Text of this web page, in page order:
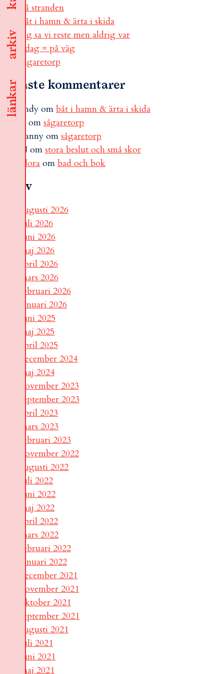
länkar
arkiv
på stranden
båt i hamn & ärta i skida
jag sa vi reste men aldrig var
i dag = på väg
sågaretorp
Senaste kommentarer
andy om båt i hamn & ärta i skida
om sågaretorp
Fanny om sågaretorp
N om stora beslut och små skor
Flora om bad och bok
Arkiv
augusti 2026
juli 2026
juni 2026
maj 2026
april 2026
mars 2026
februari 2026
januari 2026
juni 2025
maj 2025
april 2025
december 2024
maj 2024
november 2023
september 2023
april 2023
mars 2023
februari 2023
november 2022
augusti 2022
juli 2022
juni 2022
maj 2022
april 2022
mars 2022
februari 2022
januari 2022
december 2021
november 2021
oktober 2021
september 2021
augusti 2021
juli 2021
juni 2021
maj 2021